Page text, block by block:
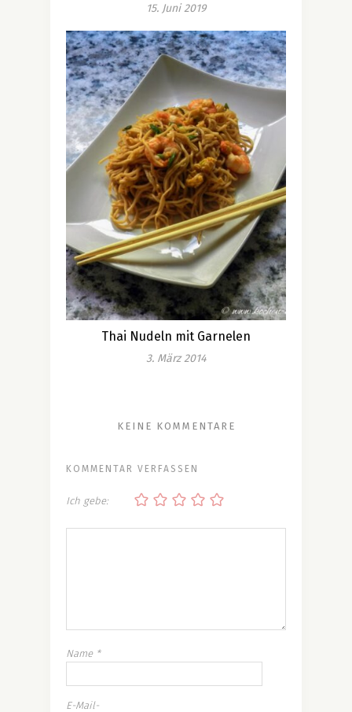
15. Juni 2019
Thai Nudeln mit Garnelen
3. März 2014
KEINE KOMMENTARE
KOMMENTAR VERFASSEN
Ich gebe:
Name *
E-Mail-